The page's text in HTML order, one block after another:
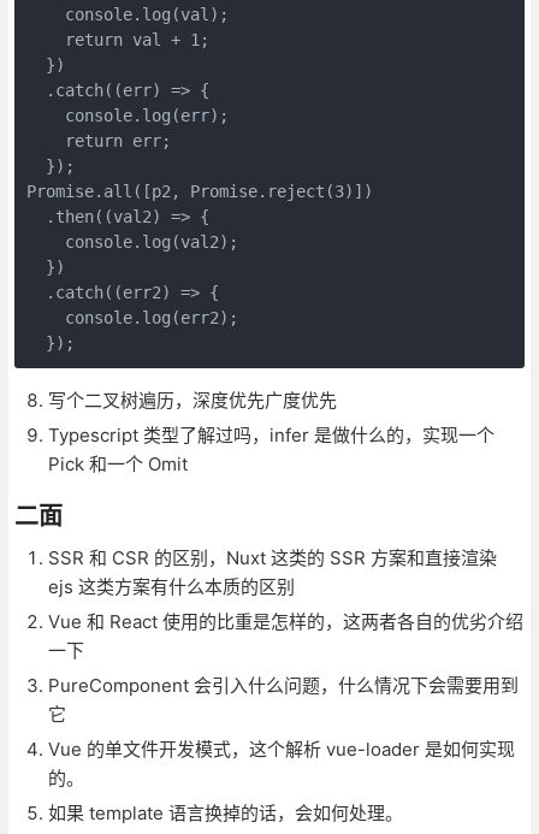
    console.log(val);
    return val + 1;
  })
  .catch((err) => {
    console.log(err);
    return err;
  });
Promise.all([p2, Promise.reject(3)])
  .then((val2) => {
    console.log(val2);
  })
  .catch((err2) => {
    console.log(err2);
写个二叉树遍历，深度优先广度优先
Typescript 类型了解过吗，infer 是做什么的，实现一个
Pick 和一个 Omit
二面
SSR 和 CSR 的区别，Nuxt 这类的 SSR 方案和直接渲染
ejs 这类方案有什么本质的区别
Vue 和 React 使用的比重是怎样的，这两者各自的优劣介绍
一下
PureComponent 会引入什么问题，什么情况下会需要用到
它
Vue 的单文件开发模式，这个解析 vue-loader 是如何实现
的。
如果 template 语言换掉的话，会如何处理。